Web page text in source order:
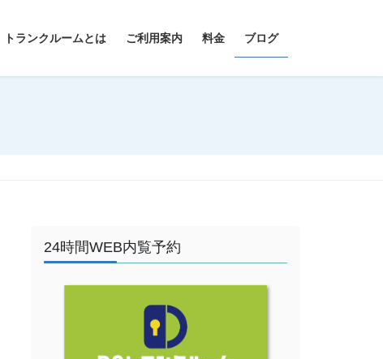
トランクルームとは ご利用案内 料金 ブログ
24時間WEB内覧予約